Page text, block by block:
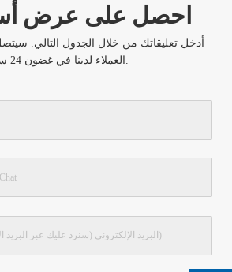
احصل على عرض
أدخل تعليقاتك من خلال الجدول التالي.
العملاء لدينا في غضون 24 ساعة.